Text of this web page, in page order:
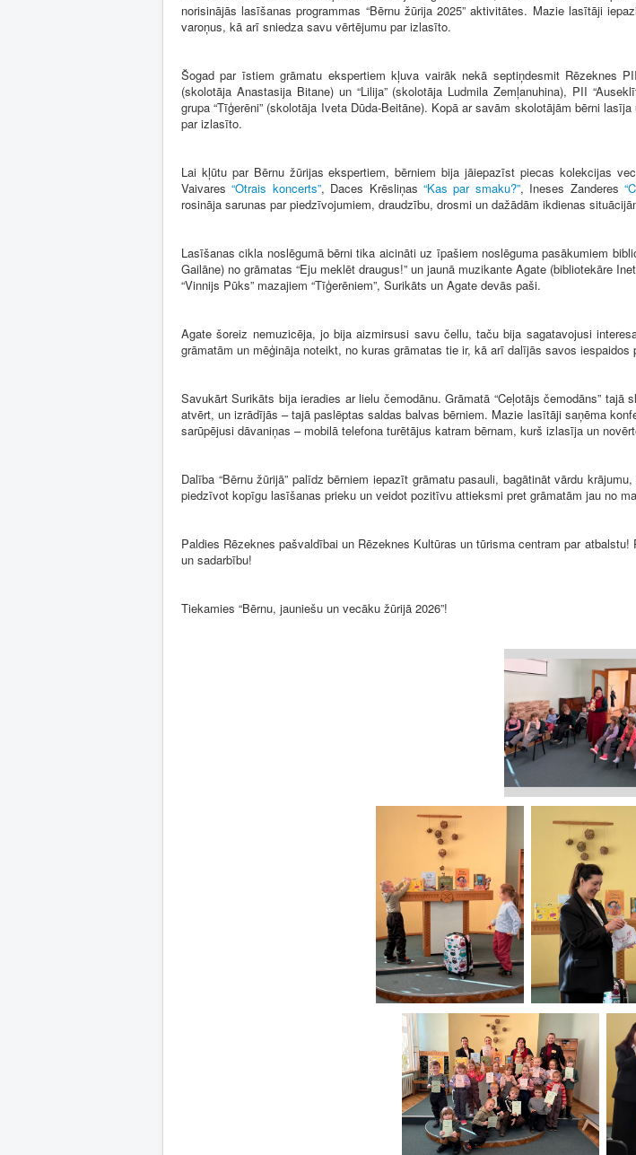
norisinājās lasīšanas programmas “Bērnu žūrija 2025” aktivitātes. Mazie lasītāji
varoņus, kā arī sniedza savu vērtējumu par izlasīto.
Šogad par īstiem grāmatu ekspertiem kļuva vairāk nekā septiņdesmit Rēzeknes
(skolotāja Anastasija Bitane) un “Lilija” (skolotāja Ludmila Zemļanuhina), PII
grupa “Tīģerēni” (skolotāja Iveta Dūda-Beitāne). Kopā ar savām skolotājām bērni
par izlasīto.
Lai kļūtu par Bērnu žūrijas ekspertiem, bērniem bija jāiepazīst piecas kolekcijas
Vaivares“Otrais koncerts”, Daces Krēsliņas“Kas par smaku?”, Ineses Zanderes
rosināja sarunas par piedzīvojumiem, draudzību, drosmi un dažādām ikdienas
Lasīšanas cikla noslēgumā bērni tika aicināti uz īpašiem noslēguma pasākumiem
Gailāne) no grāmatas “Eju meklēt draugus!” un jaunā muzikante Agate (bibliotekāre
“Vinnijs Pūks” mazajiem “Tīģerēniem”, Surikāts un Agate devās paši.
Agate šoreiz nemuzicēja, jo bija aizmirsusi savu čellu, taču bija sagatavojusi
grāmatām un mēģināja noteikt, no kuras grāmatas tie ir, kā arī dalījās savos
Savukārt Surikāts bija ieradies ar lielu čemodānu. Grāmatā “Ceļotājs čemodāns”
atvērt, un izrādījās – tajā paslēptas saldas balvas bērniem. Mazie lasītāji saņēma
sarūpējusi dāvaniņas – mobilā telefona turētājus katram bērnam, kurš izlasīja un
Dalība “Bērnu žūrijā” palīdz bērniem iepazīt grāmatu pasauli, bagātināt vārdu
piedzīvot kopīgu lasīšanas prieku un veidot pozitīvu attieksmi pret grāmatām jau no
Paldies Rēzeknes pašvaldībai un Rēzeknes Kultūras un tūrisma centram par
un sadarbību!
Tiekamies “Bērnu, jauniešu un vecāku žūrijā 2026”!